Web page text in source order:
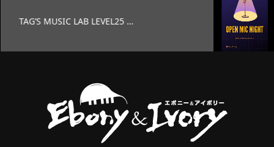
オープンマイク